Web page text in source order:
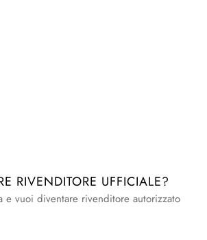
RIVENDITORE UFFICIALE?
e vuoi diventare rivenditore autorizzato